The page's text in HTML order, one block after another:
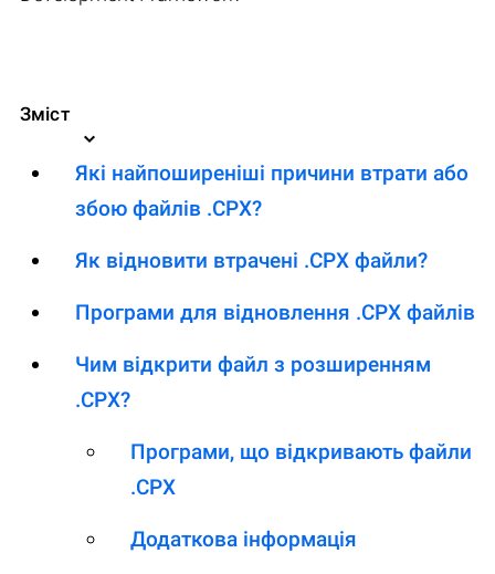
Зміст
Які найпоширеніші причини втрати або
збою файлів .CPX?
Як відновити втрачені .CPX файли?
Програми для відновлення .CPX файлів
Чим відкрити файл з розширенням
.CPX?
Програми, що відкривають файли
.CPX
Додаткова інформація